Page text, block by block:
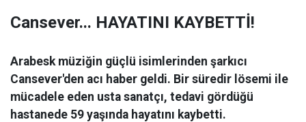
Cansever... HAYATINI KAYBETTİ!
Arabesk müziğin güçlü isimlerinden şarkıcı
Cansever'den acı haber geldi. Bir süredir lösemi ile
mücadele eden usta sanatçı, tedavi gördüğü
hastanede 59 yaşında hayatını kaybetti.